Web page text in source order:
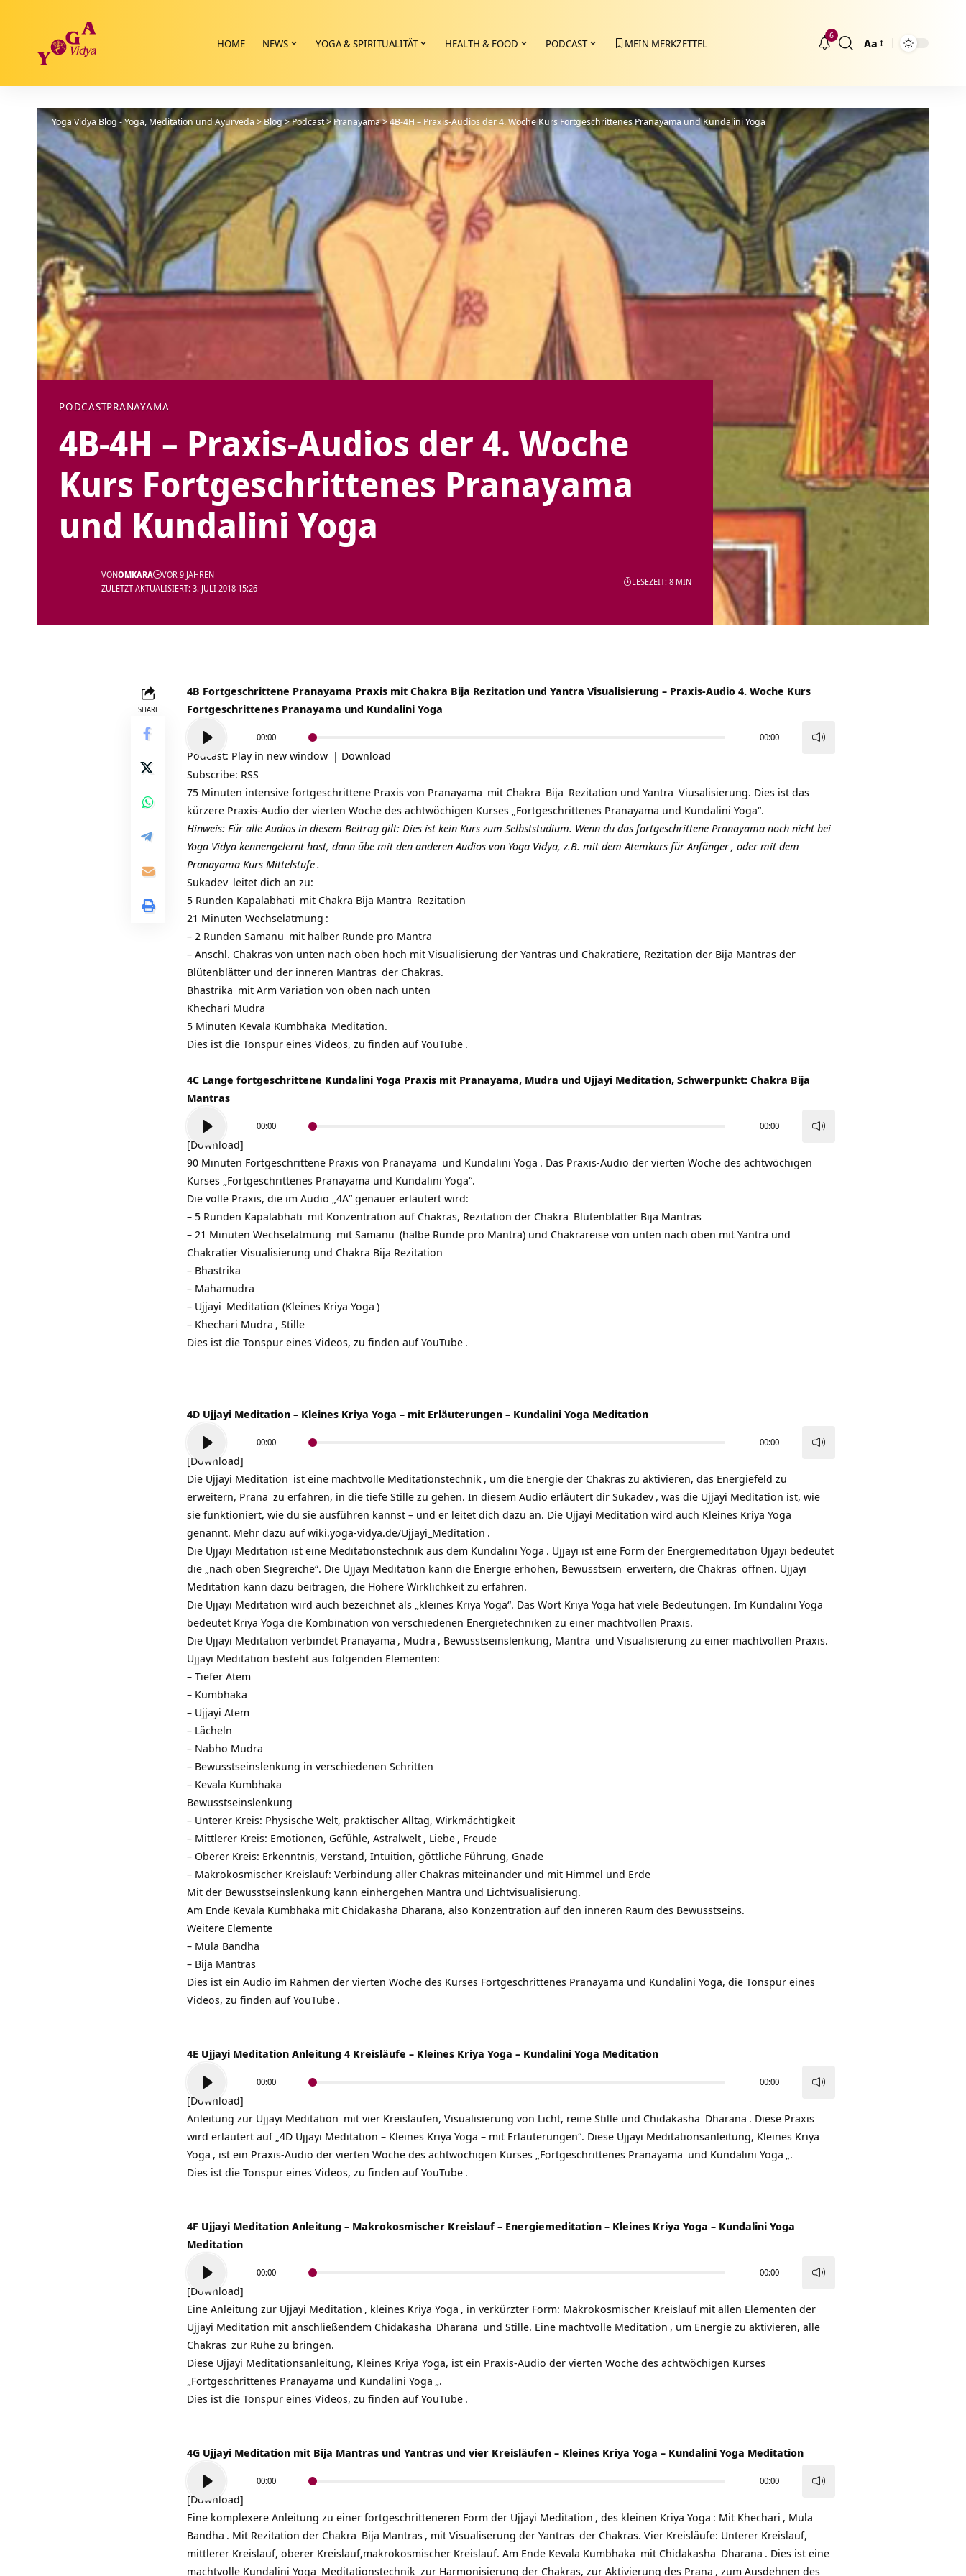
HOME NEWS YOGA & SPIRITUALITÄT HEALTH & FOOD PODCAST MEIN MERKZETTEL
6
Größenänderung
Aa
Yoga Vidya Blog - Yoga, Meditation und Ayurveda>Blog>Podcast>Pranayama>4B-4H – Praxis-Audios der 4. Woche Kurs Fortgeschrittenes Pranayama und Kundalini Yoga
PODCASTPRANAYAMA
4B-4H – Praxis-Audios der 4. Woche
Kurs Fortgeschrittenes Pranayama
und Kundalini Yoga
ZULETZT AKTUALISIERT: 3. JULI 2018 15:26
VONOMKARA VOR 9 JAHREN
LESEZEIT: 8 MIN
SHARE
4B Fortgeschrittene Pranayama Praxis mit Chakra Bija Rezitation und Yantra Visualisierung – Praxis-Audio 4. Woche Kurs
Fortgeschrittenes Pranayama und Kundalini Yoga
Player
00:00 00:00
Podcast: Play in new window | Download
Subscribe: RSS
75 Minuten intensive fortgeschrittene Praxis von Pranayama mit Chakra Bija Rezitation und Yantra Viusalisierung. Dies ist das
kürzere Praxis-Audio der vierten Woche des achtwöchigen Kurses „Fortgeschrittenes Pranayama und Kundalini Yoga“.
Hinweis: Für alle Audios in diesem Beitrag gilt: Dies ist kein Kurs zum Selbststudium. Wenn du das fortgeschrittene Pranayama noch nicht bei
Yoga Vidya kennengelernt hast, dann übe mit den anderen Audios von Yoga Vidya, z.B. mit demAtemkurs für Anfänger, oder mit dem
Pranayama Kurs Mittelstufe.
Sukadev leitet dich an zu:
5 Runden Kapalabhati mit Chakra Bija Mantra Rezitation
21 Minuten Wechselatmung :
– 2 Runden Samanu mit halber Runde pro Mantra
– Anschl. Chakras von unten nach oben hoch mit Visualisierung der Yantras und Chakratiere, Rezitation der Bija Mantras der
Blütenblätter und der inneren Mantras der Chakras.
Bhastrika mit Arm Variation von oben nach unten
Khechari Mudra
5 Minuten Kevala Kumbhaka Meditation.
Dies ist die Tonspur eines Videos, zu finden aufYouTube .
4C Lange fortgeschrittene Kundalini Yoga Praxis mit Pranayama, Mudra und Ujjayi Meditation, Schwerpunkt: Chakra Bija
Mantras
Player
00:00 00:00
[Download]
90 Minuten Fortgeschrittene Praxis von Pranayama und Kundalini Yoga . Das Praxis-Audio der vierten Woche des achtwöchigen
Kurses „Fortgeschrittenes Pranayama und Kundalini Yoga“.
Die volle Praxis, die im Audio „4A“ genauer erläutert wird:
– 5 Runden Kapalabhati mit Konzentration auf Chakras, Rezitation der Chakra Blütenblätter Bija Mantras
– 21 Minuten Wechselatmung mit Samanu (halbe Runde pro Mantra) und Chakrareise von unten nach oben mit Yantra und
Chakratier Visualisierung und Chakra Bija Rezitation
– Bhastrika
– Mahamudra
– Ujjayi Meditation (Kleines Kriya Yoga )
– Khechari Mudra , Stille
Dies ist die Tonspur eines Videos, zu finden aufYouTube .
4D Ujjayi Meditation – Kleines Kriya Yoga – mit Erläuterungen – Kundalini Yoga Meditation
Player
00:00 00:00
[Download]
Die Ujjayi Meditation ist eine machtvolle Meditationstechnik , um die Energie der Chakras zu aktivieren, das Energiefeld zu
erweitern, Prana zu erfahren, in die tiefe Stille zu gehen. In diesem Audio erläutert dir Sukadev , was die Ujjayi Meditation ist, wie
sie funktioniert, wie du sie ausführen kannst – und er leitet dich dazu an. Die Ujjayi Meditation wird auch Kleines Kriya Yoga
genannt. Mehr dazu aufwiki.yoga-vidya.de/Ujjayi_Meditation .
Die Ujjayi Meditation ist eine Meditationstechnik aus dem Kundalini Yoga . Ujjayi ist eine Form der Energiemeditation Ujjayi bedeutet
die „nach oben Siegreiche“. Die Ujjayi Meditation kann die Energie erhöhen, Bewusstsein erweitern, die Chakras öffnen. Ujjayi
Meditation kann dazu beitragen, die Höhere Wirklichkeit zu erfahren.
Die Ujjayi Meditation wird auch bezeichnet als „kleines Kriya Yoga“. Das Wort Kriya Yoga hat viele Bedeutungen. Im Kundalini Yoga
bedeutet Kriya Yoga die Kombination von verschiedenen Energietechniken zu einer machtvollen Praxis.
Die Ujjayi Meditation verbindet Pranayama , Mudra , Bewusstseinslenkung, Mantra und Visualisierung zu einer machtvollen Praxis.
Ujjayi Meditation besteht aus folgenden Elementen:
– Tiefer Atem
– Kumbhaka
– Ujjayi Atem
– Lächeln
– Nabho Mudra
– Bewusstseinslenkung in verschiedenen Schritten
– Kevala Kumbhaka
Bewusstseinslenkung
– Unterer Kreis: Physische Welt, praktischer Alltag, Wirkmächtigkeit
– Mittlerer Kreis: Emotionen, Gefühle, Astralwelt , Liebe , Freude
– Oberer Kreis: Erkenntnis, Verstand, Intuition, göttliche Führung, Gnade
– Makrokosmischer Kreislauf: Verbindung aller Chakras miteinander und mit Himmel und Erde
Mit der Bewusstseinslenkung kann einhergehen Mantra und Lichtvisualisierung.
Am Ende Kevala Kumbhaka mit Chidakasha Dharana, also Konzentration auf den inneren Raum des Bewusstseins.
Weitere Elemente
– Mula Bandha
– Bija Mantras
Dies ist ein Audio im Rahmen der vierten Woche des Kurses Fortgeschrittenes Pranayama und Kundalini Yoga, die Tonspur eines
Videos, zu finden aufYouTube .
4E Ujjayi Meditation Anleitung 4 Kreisläufe – Kleines Kriya Yoga – Kundalini Yoga Meditation
Player
00:00 00:00
[Download]
Anleitung zur Ujjayi Meditation mit vier Kreisläufen, Visualisierung von Licht, reine Stille und Chidakasha Dharana . Diese Praxis
wird erläutert auf „4D Ujjayi Meditation – Kleines Kriya Yoga – mit Erläuterungen“. Diese Ujjayi Meditationsanleitung, Kleines Kriya
Yoga , ist ein Praxis-Audio der vierten Woche des achtwöchigen Kurses „Fortgeschrittenes Pranayama und Kundalini Yoga „.
Dies ist die Tonspur eines Videos, zu finden aufYouTube .
4F Ujjayi Meditation Anleitung – Makrokosmischer Kreislauf – Energiemeditation – Kleines Kriya Yoga – Kundalini Yoga
Meditation
Player
00:00 00:00
[Download]
Eine Anleitung zur Ujjayi Meditation , kleines Kriya Yoga , in verkürzter Form: Makrokosmischer Kreislauf mit allen Elementen der
Ujjayi Meditation mit anschließendem Chidakasha Dharana und Stille. Eine machtvolle Meditation , um Energie zu aktivieren, alle
Chakras zur Ruhe zu bringen.
Diese Ujjayi Meditationsanleitung, Kleines Kriya Yoga, ist ein Praxis-Audio der vierten Woche des achtwöchigen Kurses
„Fortgeschrittenes Pranayama und Kundalini Yoga „.
Dies ist die Tonspur eines Videos, zu finden aufYouTube .
4G Ujjayi Meditation mit Bija Mantras und Yantras und vier Kreisläufen – Kleines Kriya Yoga – Kundalini Yoga Meditation
Player
00:00 00:00
[Download]
Eine komplexere Anleitung zu einer fortgeschritteneren Form der Ujjayi Meditation , des kleinen Kriya Yoga : Mit Khechari , Mula
Bandha . Mit Rezitation der Chakra Bija Mantras , mit Visualiserung der Yantras der Chakras. Vier Kreisläufe: Unterer Kreislauf,
mittlerer Kreislauf, oberer Kreislauf,makrokosmischer Kreislauf. Am Ende Kevala Kumbhaka mit Chidakasha Dharana . Dies ist eine
machtvolle Kundalini Yoga Meditationstechnik zur Harmonisierung der Chakras, zur Aktivierung des Prana , zum Ausdehnen des